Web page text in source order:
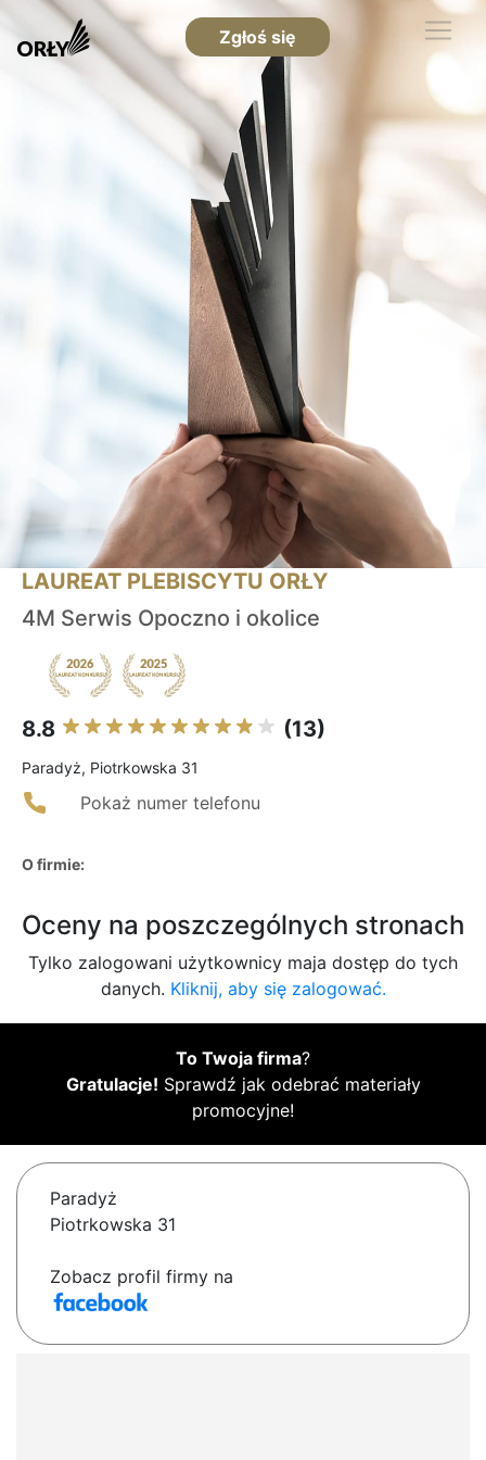
Zgłoś się
LAUREAT PLEBISCYTU ORŁY
4M Serwis Opoczno i okolice
8.8 (13)
Paradyż, Piotrkowska 31
Pokaż numer telefonu
O firmie:
Oceny na poszczególnych stronach
Tylko zalogowani użytkownicy maja dostęp do tych
danych. Kliknij, aby się zalogować.
To Twoja firma?
Gratulacje! Sprawdź jak odebrać materiały
promocyjne!
Paradyż
Piotrkowska 31
Zobacz profil firmy na